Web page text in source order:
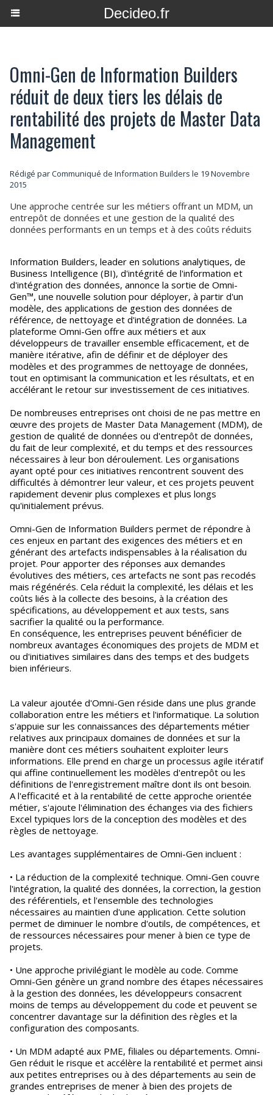
Decideo.fr
Omni-Gen de Information Builders
réduit de deux tiers les délais de
rentabilité des projets de Master Data
Management
Rédigé par Communiqué de Information Builders le 19 Novembre
2015
Une approche centrée sur les métiers offrant un MDM, un
entrepôt de données et une gestion de la qualité des
données performants en un temps et à des coûts réduits
Information Builders, leader en solutions analytiques, de
Business Intelligence (BI), d'intégrité de l'information et
d'intégration des données, annonce la sortie de Omni-
Gen™, une nouvelle solution pour déployer, à partir d'un
modèle, des applications de gestion des données de
référence, de nettoyage et d'intégration de données. La
plateforme Omni-Gen offre aux métiers et aux
développeurs de travailler ensemble efficacement, et de
manière itérative, afin de définir et de déployer des
modèles et des programmes de nettoyage de données,
tout en optimisant la communication et les résultats, et en
accélérant le retour sur investissement de ces initiatives.
De nombreuses entreprises ont choisi de ne pas mettre en
œuvre des projets de Master Data Management (MDM), de
gestion de qualité de données ou d'entrepôt de données,
du fait de leur complexité, et du temps et des ressources
nécessaires à leur bon déroulement. Les organisations
ayant opté pour ces initiatives rencontrent souvent des
difficultés à démontrer leur valeur, et ces projets peuvent
rapidement devenir plus complexes et plus longs
qu'initialement prévus.
Omni-Gen de Information Builders permet de répondre à
ces enjeux en partant des exigences des métiers et en
générant des artefacts indispensables à la réalisation du
projet. Pour apporter des réponses aux demandes
évolutives des métiers, ces artefacts ne sont pas recodés
mais régénérés. Cela réduit la complexité, les délais et les
coûts liés à la collecte des besoins, à la création des
spécifications, au développement et aux tests, sans
sacrifier la qualité ou la performance.
En conséquence, les entreprises peuvent bénéficier de
nombreux avantages économiques des projets de MDM et
ou d'initiatives similaires dans des temps et des budgets
bien inférieurs.
La valeur ajoutée d'Omni-Gen réside dans une plus grande
collaboration entre les métiers et l'informatique. La solution
s'appuie sur les connaissances des départements métier
relatives aux principaux domaines de données et sur la
manière dont ces métiers souhaitent exploiter leurs
informations. Elle prend en charge un processus agile itératif
qui affine continuellement les modèles d'entrepôt ou les
définitions de l'enregistrement maître dont ils ont besoin.
A l'efficacité et à la rentabilité de cette approche orientée
métier, s'ajoute l'élimination des échanges via des fichiers
Excel typiques lors de la conception des modèles et des
règles de nettoyage.
Les avantages supplémentaires de Omni-Gen incluent :
• La réduction de la complexité technique. Omni-Gen couvre
l'intégration, la qualité des données, la correction, la gestion
des référentiels, et l'ensemble des technologies
nécessaires au maintien d'une application. Cette solution
permet de diminuer le nombre d'outils, de compétences, et
de ressources nécessaires pour mener à bien ce type de
projets.
• Une approche privilégiant le modèle au code. Comme
Omni-Gen génère un grand nombre des étapes nécessaires
à la gestion des données, les développeurs consacrent
moins de temps au développement du code et peuvent se
concentrer davantage sur la définition des règles et la
configuration des composants.
• Un MDM adapté aux PME, filiales ou départements. Omni-
Gen réduit le risque et accélère la rentabilité et permet ainsi
aux petites entreprises ou à des départements au sein de
grandes entreprises de mener à bien des projets de